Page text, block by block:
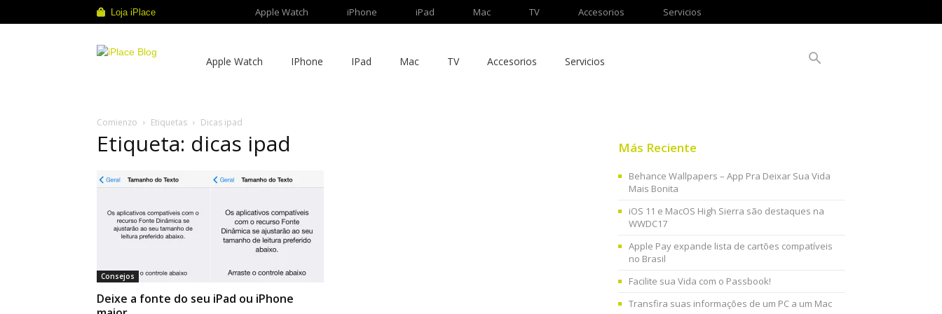
Loja iPlace Apple Watch iPhone iPad Mac TV Accesorios Servicios
Apple Watch IPhone IPad Mac TV Accesorios Servicios
Comienzo Etiquetas Dicas ipad
Etiqueta: dicas ipad
Consejos
Deixe a fonte do seu iPad ou iPhone
Más Reciente
Behance Wallpapers – App Pra Deixar Sua Vida
Mais Bonita
iOS 11 e MacOS High Sierra são destaques na
WWDC17
Apple Pay expande lista de cartões compatíveis
no Brasil
Facilite sua Vida com o Passbook!
Transfira suas informações de um PC a um Mac